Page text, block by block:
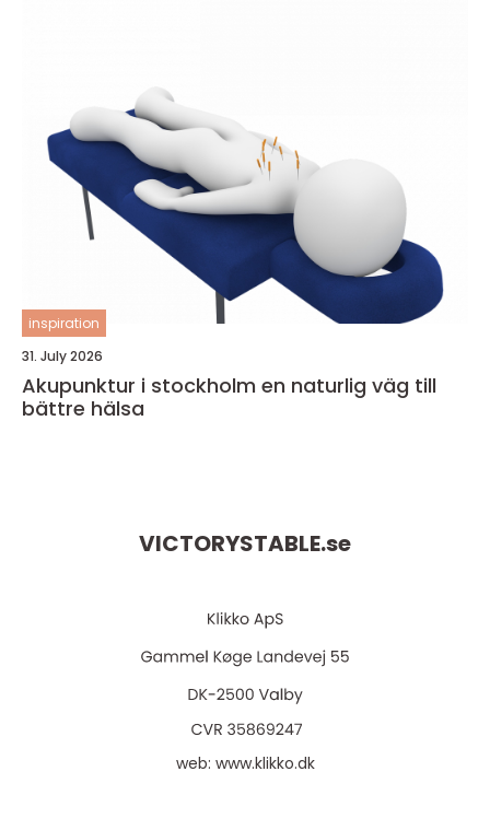
inspiration
31. July 2026
Akupunktur i stockholm en naturlig väg till
bättre hälsa
VICTORYSTABLE.se
web: www.klikko.dk